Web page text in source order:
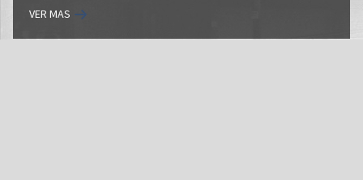
VER MAS